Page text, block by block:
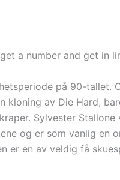
a number and get in
på 90-tallet.
kloning av Die Hard,
Sylvester Stallone
og er som vanlig en
er en av veldig få